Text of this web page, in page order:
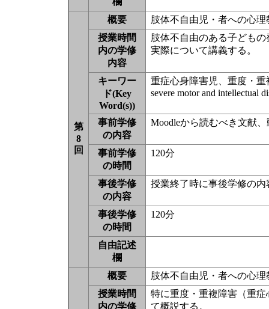
第
8
回
概要
肢体不自由児・者への心理
授業時間
内の学修
内容
肢体不自由のある子ども
実際について講義する。
キーワー
ド(Key
Word(s))
重症心身障害児、重度・重
severe motor and intellectual
事前学修
の内容
Moodleから読むべき文献
事前学修
の時間
120分
事後学修
の内容
授業終了時に事後学修の
事後学修
の時間
120分
自由記述
欄
概要
肢体不自由児・者への心
授業時間
内の学修
特に重度・重複障害（重
て概説する。